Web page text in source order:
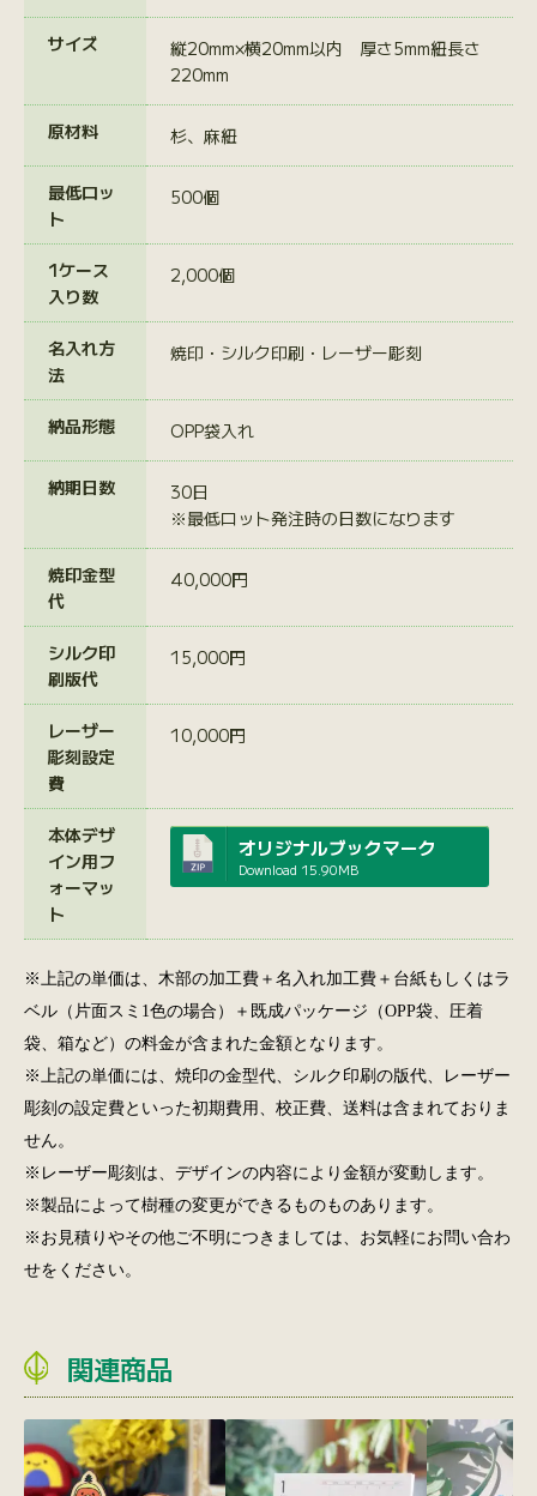
サイズ
縦20mm×横20mm以内 厚さ5mm紐長さ
220mm
原材料 杉、麻紐
最低ロッ
ト
500個
1ケース
入り数
2,000個
名入れ方
法
焼印・シルク印刷・レーザー彫刻
納品形態 OPP袋入れ
納期日数
30日
※最低ロット発注時の日数になります
焼印金型
代
40,000円
シルク印
刷版代
15,000円
レーザー
彫刻設定
費
10,000円
本体デザ
イン用フ
ォーマッ
ト
オリジナルブックマーク
Download 15.90MB
※上記の単価は、木部の加工費＋名入れ加工費＋台紙もしくはラ
ベル（片面スミ1色の場合）＋既成パッケージ（OPP袋、圧着
袋、箱など）の料金が含まれた金額となります。
※上記の単価には、焼印の金型代、シルク印刷の版代、レーザー
彫刻の設定費といった初期費用、校正費、送料は含まれておりま
せん。
※レーザー彫刻は、デザインの内容により金額が変動します。
※製品によって樹種の変更ができるものものあります。
※お見積りやその他ご不明につきましては、お気軽にお問い合わ
せをください。
関連商品